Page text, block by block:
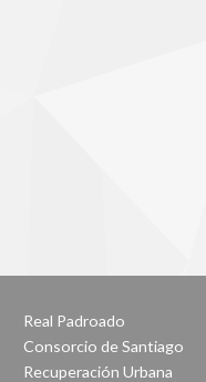
Real Padroado
Consorcio de Santiago
Recuperación Urbana